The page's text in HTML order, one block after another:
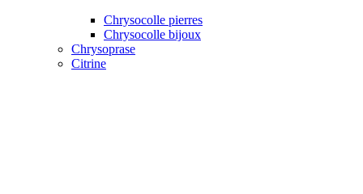
Chrysocolle pierres
Chrysocolle bijoux
Chrysoprase
Citrine